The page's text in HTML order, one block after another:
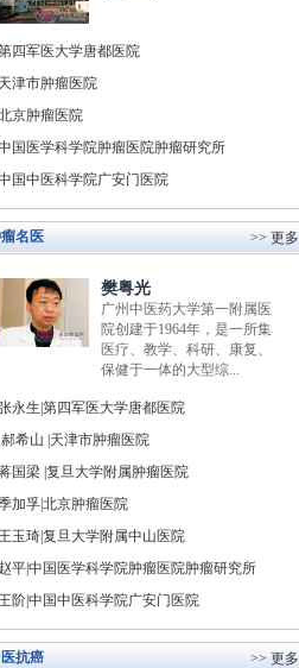
四军医大学唐都医院
天津市肿瘤医院
京肿瘤医院
国医学科学院肿瘤医院肿瘤研究所
国中医科学院广安门医院
名医 >> 更多
樊粤光
广州中医药大学第一附属医
院创建于1964年，是一所集
医疗、教学、科研、康复、
保健于一体的大型综...
永生|第四军医大学唐都医院
郝希山 |天津市肿瘤医院
国梁 |复旦大学附属肿瘤医院
加孚|北京肿瘤医院
王玉琦|复旦大学附属中山医院
赵平|中国医学科学院肿瘤医院肿瘤研究所
王阶|中国中医科学院广安门医院
抗癌 >> 更多